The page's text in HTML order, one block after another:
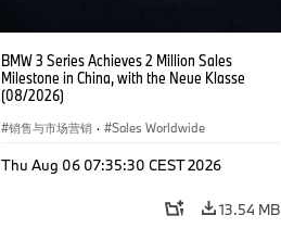
BMW 3 Series Achieves 2 Million Sales
Milestone in China, with the Neue Klasse
(08/2026)
销售与市场营销 · Sales Worldwide
Thu Aug 06 07:35:30 CEST 2026
13.54 MB